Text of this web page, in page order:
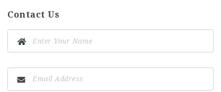
Contact Us